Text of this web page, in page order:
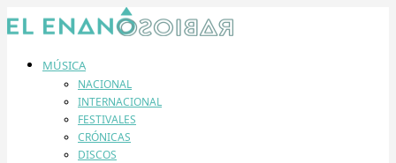
MÚSICA
NACIONAL
INTERNACIONAL
FESTIVALES
CRÓNICAS
DISCOS